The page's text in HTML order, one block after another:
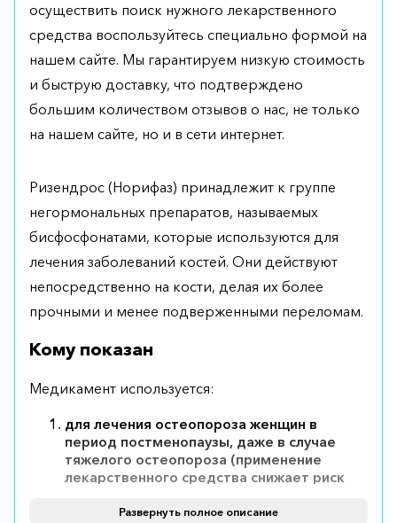
осуществить поиск нужного лекарственного
средства воспользуйтесь специально формой на
нашем сайте. Мы гарантируем низкую стоимость
и быструю доставку, что подтверждено
большим количеством отзывов о нас, не только
на нашем сайте, но и в сети интернет.
Ризендрос (Норифаз) принадлежит к группе
негормональных препаратов, называемых
бисфосфонатами, которые используются для
лечения заболеваний костей. Они действуют
непосредственно на кости, делая их более
прочными и менее подверженными переломам.
Кому показан
Медикамент используется:
для лечения остеопороза женщин в
период постменопаузы, даже в случае
тяжелого остеопороза (применение
лекарственного средства снижает риск
позвоночниках и бедрах);
Развернуть полное описание